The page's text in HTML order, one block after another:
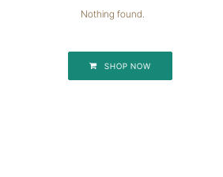
Nothing found.
SHOP NOW